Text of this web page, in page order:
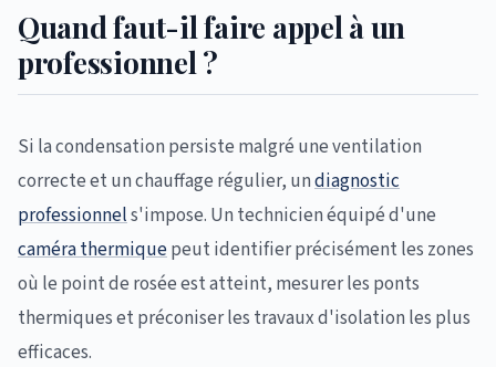
Quand faut-il faire appel à un
professionnel ?
Si la condensation persiste malgré une ventilation
correcte et un chauffage régulier, undiagnostic
professionnels'impose. Un technicien équipé d'une
caméra thermiquepeut identifier précisément les zones
où le point de rosée est atteint, mesurer les ponts
thermiques et préconiser les travaux d'isolation les plus
efficaces.